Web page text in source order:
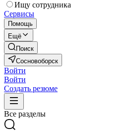
Ищу сотрудника
Сервисы
Помощь
Ещё
Поиск
Сосновоборск
Войти
Войти
Создать резюме
Все разделы